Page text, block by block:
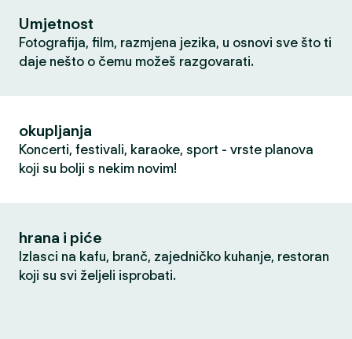
Umjetnost
Fotografija, film, razmjena jezika, u osnovi sve što ti
daje nešto o čemu možeš razgovarati.
okupljanja
Koncerti, festivali, karaoke, sport - vrste planova
koji su bolji s nekim novim!
hrana i piće
Izlasci na kafu, branč, zajedničko kuhanje, restoran
koji su svi željeli isprobati.